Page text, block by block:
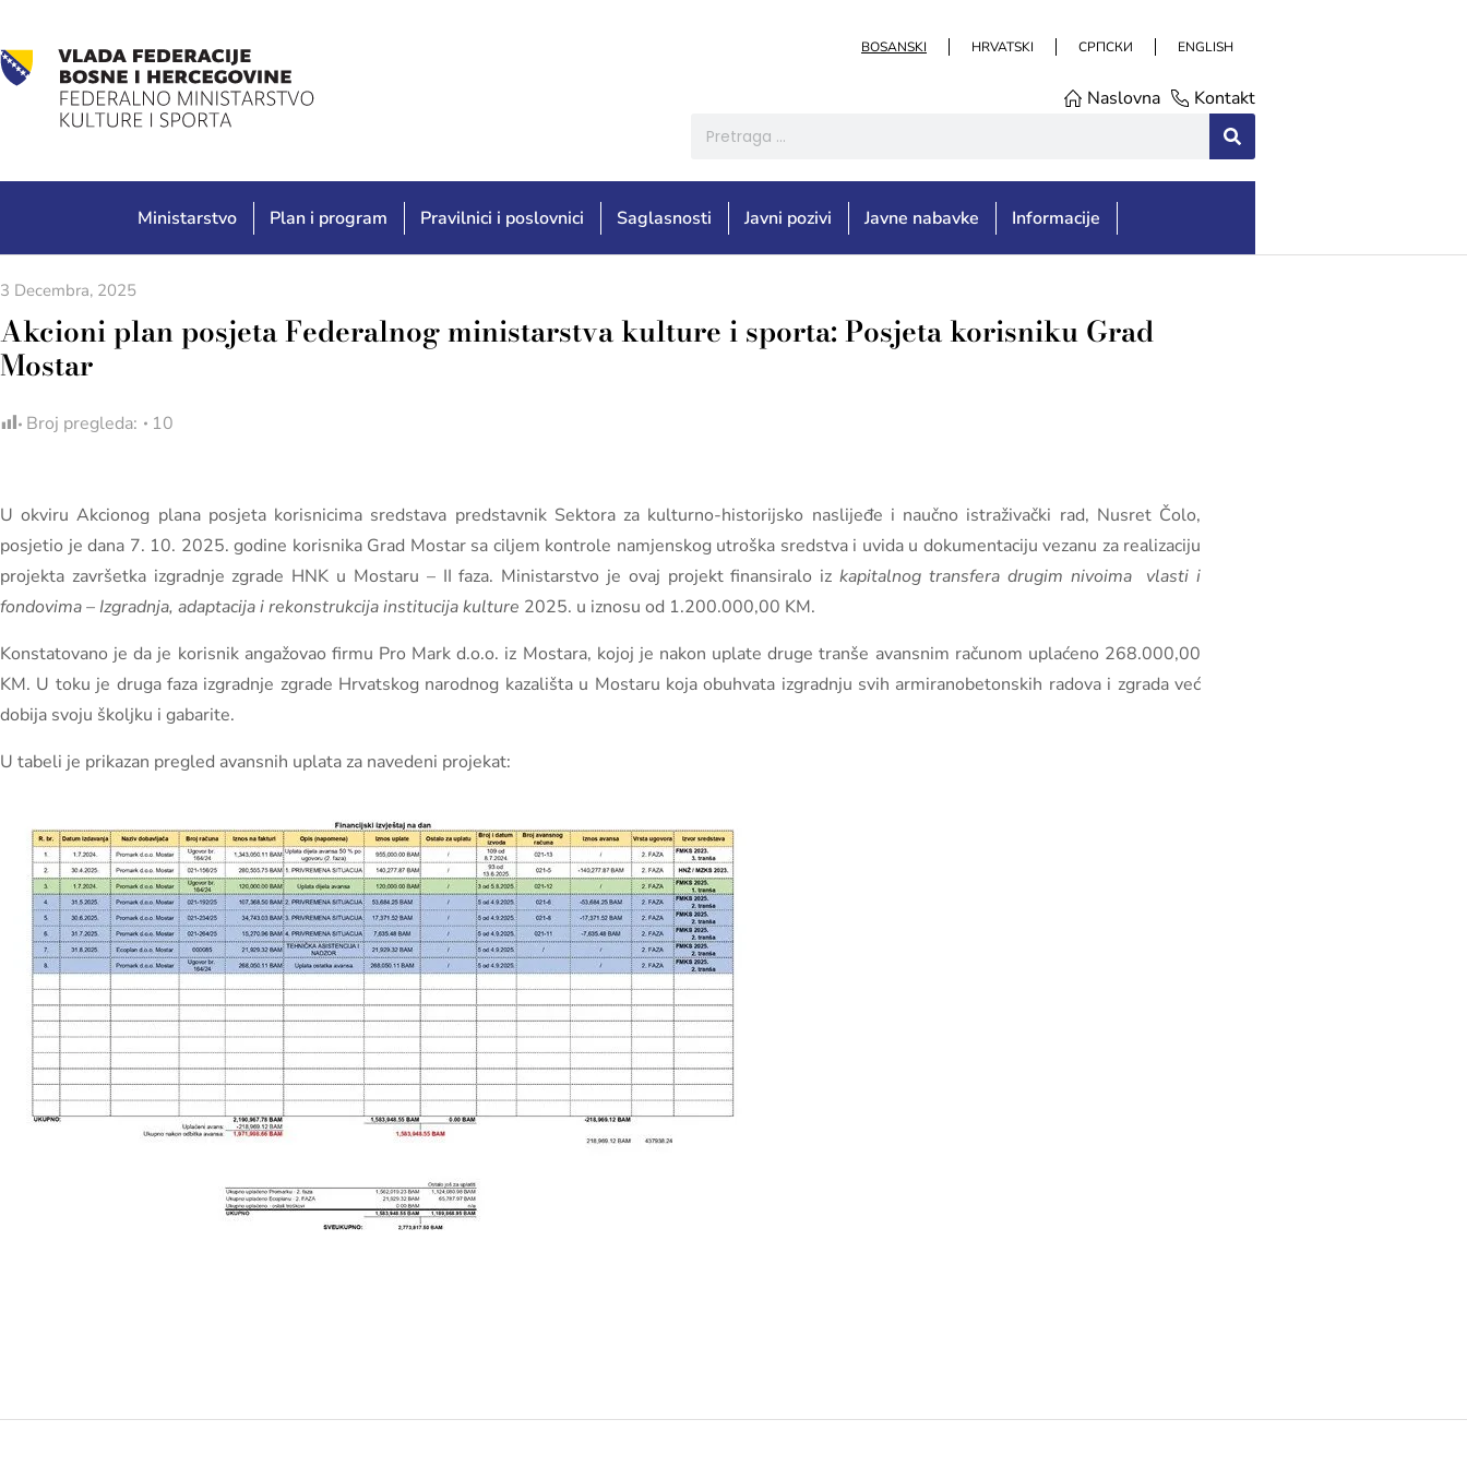
BOSANSKI HRVATSKI СРПСКИ ENGLISH
Naslovna Kontakt
Ministarstvo Plan i program Pravilnici i poslovnici Saglasnosti Javni pozivi Javne nabavke Informacije
3 Decembra, 2025
Akcioni plan posjeta Federalnog ministarstva kulture i sporta: Posjeta korisniku Grad
Mostar
Broj pregleda: 10
U okviru Akcionog plana posjeta korisnicima sredstava predstavnik Sektora za kulturno-historijsko naslijeđe i naučno istraživački rad, Nusret Čolo,
posjetio je dana 7. 10. 2025. godine korisnika Grad Mostar sa ciljem kontrole namjenskog utroška sredstva i uvida u dokumentaciju vezanu za realizaciju
projekta završetka izgradnje zgrade HNK u Mostaru – II faza. Ministarstvo je ovaj projekt finansiralo izkapitalnog transfera drugim nivoima vlasti i
fondovima – Izgradnja, adaptacija i rekonstrukcija institucija kulture 2025. u iznosu od 1.200.000,00 KM.
Konstatovano je da je korisnik angažovao firmu Pro Mark d.o.o. iz Mostara, kojoj je nakon uplate druge tranše avansnim računom uplaćeno 268.000,00
KM. U toku je druga faza izgradnje zgrade Hrvatskog narodnog kazališta u Mostaru koja obuhvata izgradnju svih armiranobetonskih radova i zgrada već
dobija svoju školjku i gabarite.
U tabeli je prikazan pregled avansnih uplata za navedeni projekat: